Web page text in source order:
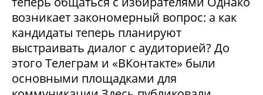
возникает закономерный вопрос: а как
кандидаты теперь планируют
выстраивать диалог с аудиторией? До
этого Телеграм и «ВКонтакте» были
основными площадками для